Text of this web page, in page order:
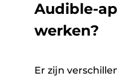
Audible-
werken?
Er zijn